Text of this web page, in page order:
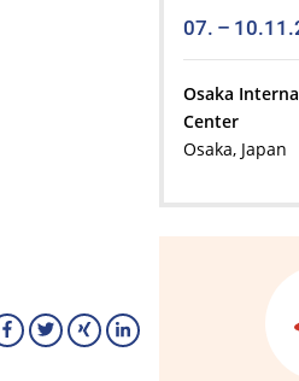
07. –
Osaka
Center
Osaka, Japan